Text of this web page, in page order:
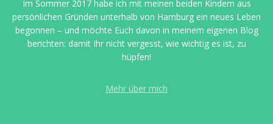
Im Sommer 2017 habe ich mit meinen beiden Kindern aus
persönlichen Gründen unterhalb von Hamburg ein neues Leben
begonnen – und möchte Euch davon in meinem eigenen Blog
berichten: damit Ihr nicht vergesst, wie wichtig es ist, zu
hüpfen!
Mehr über mich